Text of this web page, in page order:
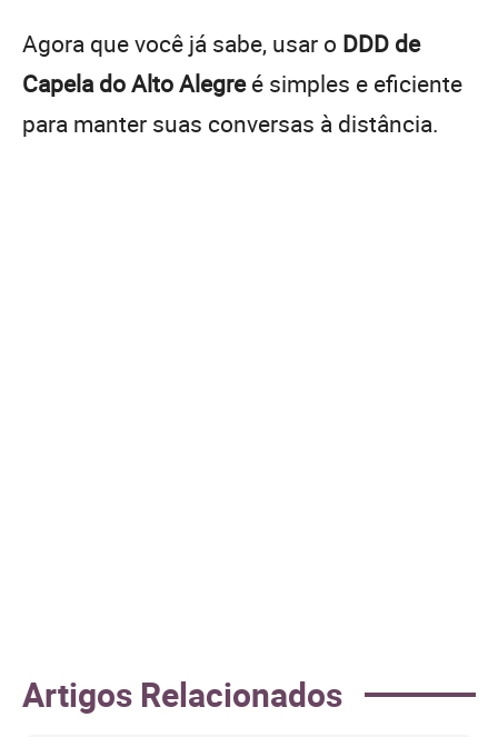
Agora que você já sabe, usar o DDD de
Capela do Alto Alegreé simples e eficiente
para manter suas conversas à distância.
Artigos Relacionados